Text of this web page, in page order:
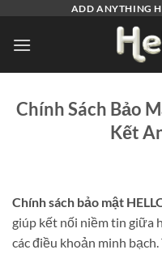
nội
dung
ADD ANYTHING
Chính Sách Bảo
Kết
Chính sách bảo mật
giúp kết nối niềm tin giữa
các điều khoản minh